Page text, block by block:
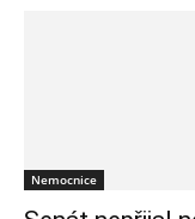
Nemocnice